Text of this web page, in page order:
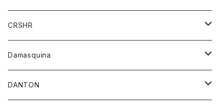
チーフ
バンダナ
トレーナー
パーカー
Tシャツ
ジャケット
ジャケット
ワンピース
ブラウス
CRSHR
キャップ
Damasquina
ウォレット
DANTON